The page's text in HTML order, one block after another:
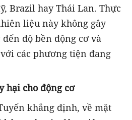
Brazil hay Thái Lan. Thực
liệu này không gây
độ bền động cơ và
các phương tiện đang
hại cho động cơ
khẳng định, về mặt